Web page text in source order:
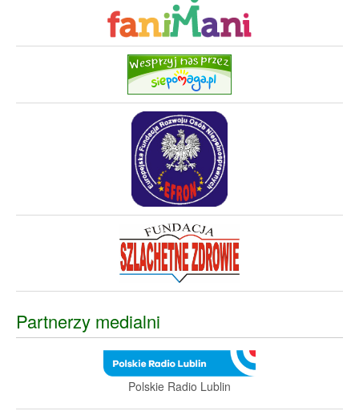
Partnerzy medialni
Polskie Radio Lublin